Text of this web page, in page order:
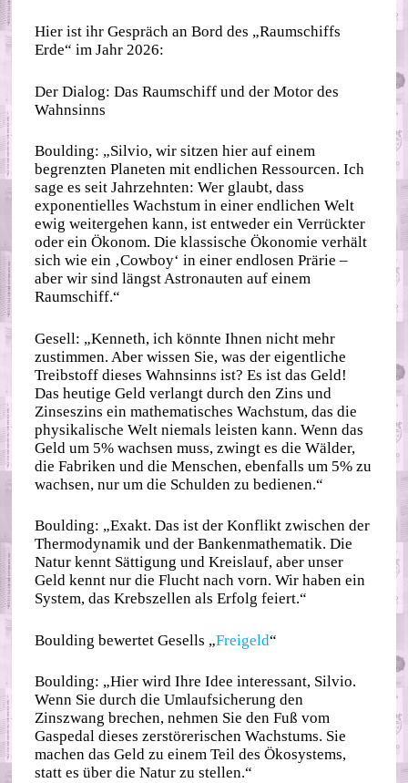
Hier ist ihr Gespräch an Bord des „Raumschiffs
Erde“ im Jahr 2026:
Der Dialog: Das Raumschiff und der Motor des
Wahnsinns
Boulding: „Silvio, wir sitzen hier auf einem
begrenzten Planeten mit endlichen Ressourcen. Ich
sage es seit Jahrzehnten: Wer glaubt, dass
exponentielles Wachstum in einer endlichen Welt
ewig weitergehen kann, ist entweder ein Verrückter
oder ein Ökonom. Die klassische Ökonomie verhält
sich wie ein ‚Cowboy‘ in einer endlosen Prärie –
aber wir sind längst Astronauten auf einem
Raumschiff.“
Gesell: „Kenneth, ich könnte Ihnen nicht mehr
zustimmen. Aber wissen Sie, was der eigentliche
Treibstoff dieses Wahnsinns ist? Es ist das Geld!
Das heutige Geld verlangt durch den Zins und
Zinseszins ein mathematisches Wachstum, das die
physikalische Welt niemals leisten kann. Wenn das
Geld um 5% wachsen muss, zwingt es die Wälder,
die Fabriken und die Menschen, ebenfalls um 5% zu
wachsen, nur um die Schulden zu bedienen.“
Boulding: „Exakt. Das ist der Konflikt zwischen der
Thermodynamik und der Bankenmathematik. Die
Natur kennt Sättigung und Kreislauf, aber unser
Geld kennt nur die Flucht nach vorn. Wir haben ein
System, das Krebszellen als Erfolg feiert.“
Boulding bewertet Gesells „Freigeld“
Boulding: „Hier wird Ihre Idee interessant, Silvio.
Wenn Sie durch die Umlaufsicherung den
Zinszwang brechen, nehmen Sie den Fuß vom
Gaspedal dieses zerstörerischen Wachstums. Sie
machen das Geld zu einem Teil des Ökosystems,
statt es über die Natur zu stellen.“